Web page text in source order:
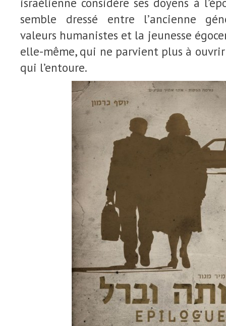
semble dressé entre l’ancienne
valeurs humanistes et la jeunesse
elle-même, qui ne parvient plus à
qui l’entoure.